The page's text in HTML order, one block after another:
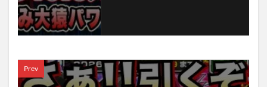
Prev